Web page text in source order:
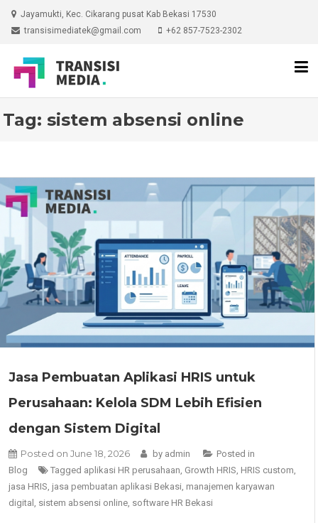
Skip
Jayamukti, Kec. Cikarang pusat Kab Bekasi 17530
transisimediatek@gmail.com
+62 857-7523-2302
Tag: sistem absensi online
Jasa Pembuatan Aplikasi HRIS untuk
Perusahaan: Kelola SDM Lebih Efisien
dengan Sistem Digital
Posted onJune 18, 2026 by admin
Posted in
Blog
Tagged aplikasi HR perusahaan Growth HRIS HRIS custom
jasa HRIS jasa pembuatan aplikasi Bekasi manajemen karyawan
digital sistem absensi online software HR Bekasi